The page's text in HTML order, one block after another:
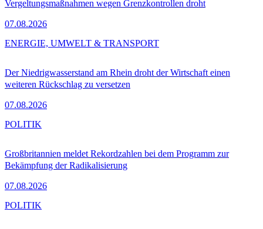
Vergeltungsmaßnahmen wegen Grenzkontrollen droht
07.08.2026
Der Niedrigwasserstand am Rhein droht der Wirtschaft einen
weiteren Rückschlag zu versetzen
07.08.2026
ENERGIE, UMWELT & TRANSPORT
Großbritannien meldet Rekordzahlen bei dem Programm zur
Bekämpfung der Radikalisierung
07.08.2026
POLITIK
POLITIK